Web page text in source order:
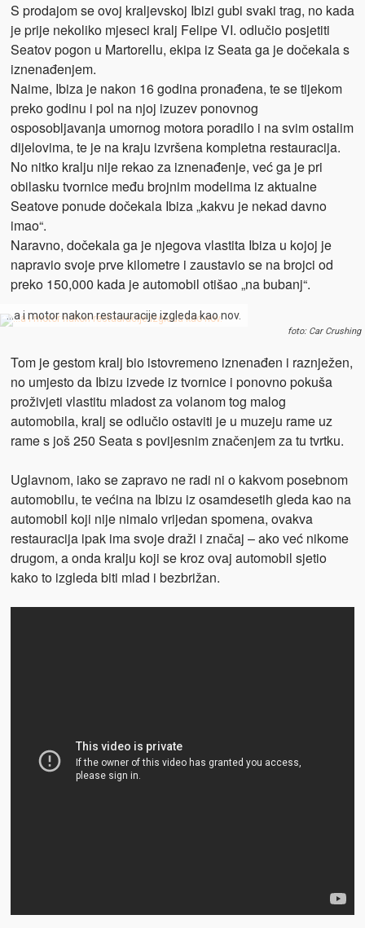
S prodajom se ovoj kraljevskoj Ibizi gubi svaki trag, no kada
je prije nekoliko mjeseci kralj Felipe VI. odlučio posjetiti
Seatov pogon u Martorellu, ekipa iz Seata ga je dočekala s
iznenađenjem.
Naime, Ibiza je nakon 16 godina pronađena, te se tijekom
preko godinu i pol na njoj izuzev ponovnog
osposobljavanja umornog motora poradilo i na svim ostalim
dijelovima, te je na kraju izvršena kompletna restauracija.
No nitko kralju nije rekao za iznenađenje, već ga je pri
obilasku tvornice među brojnim modelima iz aktualne
Seatove ponude dočekala Ibiza „kakvu je nekad davno
imao“.
Naravno, dočekala ga je njegova vlastita Ibiza u kojoj je
napravio svoje prve kilometre i zaustavio se na brojci od
preko 150,000 kada je automobil otišao „na bubanj“.
…a i motor nakon restauracije izgleda kao nov.
foto: Car Crushing
Tom je gestom kralj bio istovremeno iznenađen i raznježen,
no umjesto da Ibizu izvede iz tvornice i ponovno pokuša
proživjeti vlastitu mladost za volanom tog malog
automobila, kralj se odlučio ostaviti je u muzeju rame uz
rame s još 250 Seata s povijesnim značenjem za tu tvrtku.
Uglavnom, iako se zapravo ne radi ni o kakvom posebnom
automobilu, te većina na Ibizu iz osamdesetih gleda kao na
automobil koji nije nimalo vrijedan spomena, ovakva
restauracija ipak ima svoje draži i značaj – ako već nikome
drugom, a onda kralju koji se kroz ovaj automobil sjetio
kako to izgleda biti mlad i bezbrižan.